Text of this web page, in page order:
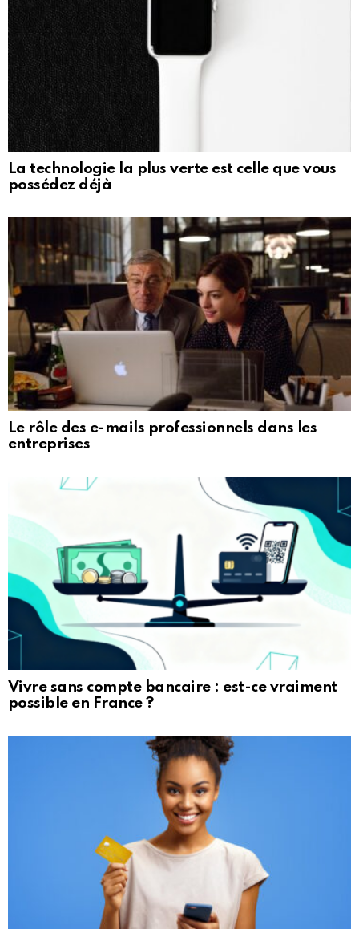
La technologie la plus verte est celle que vous
possédez déjà
Le rôle des e-mails professionnels dans les
entreprises
Vivre sans compte bancaire : est-ce vraiment
possible en France ?